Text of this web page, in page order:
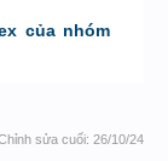
của nhóm
sửa cuối: 26/10/24